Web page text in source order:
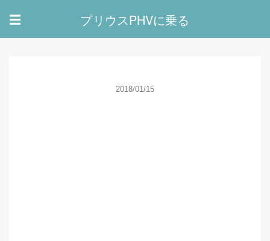
☰ プリウスPHVに乗る
2018/01/15